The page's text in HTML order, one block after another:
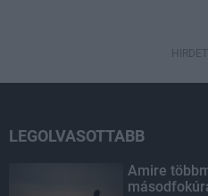
LEGOLVASOTTABB
Amire